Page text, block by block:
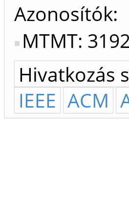
Azonosítók
MTMT:
Hivatkozás
IEEE ACM